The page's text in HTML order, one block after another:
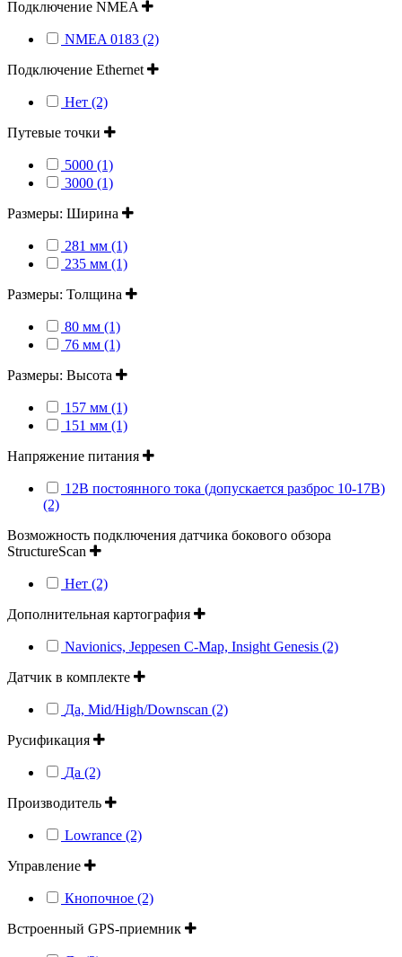
Подключение NMEA
NMEA 0183 (2)
Подключение Ethernet
Нет (2)
Путевые точки
5000 (1)
3000 (1)
Размеры: Ширина
281 мм (1)
235 мм (1)
Размеры: Толщина
80 мм (1)
76 мм (1)
Размеры: Высота
157 мм (1)
151 мм (1)
Напряжение питания
12В постоянного тока (допускается разброс 10-17В)
(2)
Возможность подключения датчика бокового обзора
StructureScan
Нет (2)
Дополнительная картография
Navionics, Jeppesen C-Map, Insight Genesis (2)
Датчик в комплекте
Да, Mid/High/Downscan (2)
Русификация
Да (2)
Производитель
Lowrance (2)
Управление
Кнопочное (2)
Встроенный GPS-приемник